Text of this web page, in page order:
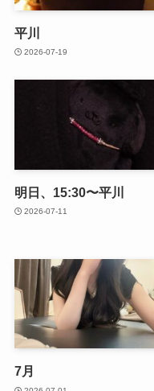
平川
2026-07-19
明日、15:30〜平川
2026-07-11
7月